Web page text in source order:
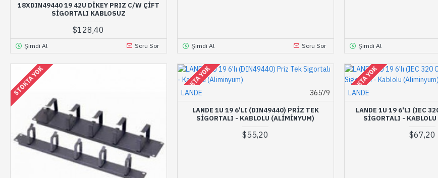
18XDIN49440 19 42U DIKEY PRIZ C/W ÇIFT
SIGORTALI KABLOSUZ
$128,40
Şimdi Al Soru Sor Şimdi Al Soru Sor Şimdi Al
STOKTA YOK STOKTA YOK
LANDE 36579
LANDE 1U 19 6'LI (DIN49440) PRIZ TEK
SIGORTALI - KABLOLU (ALIMINYUM)
$55,20
STOKTA YOK
LANDE
LANDE 1U 19 6'LI (IEC
SIGORTALI -
$67,20